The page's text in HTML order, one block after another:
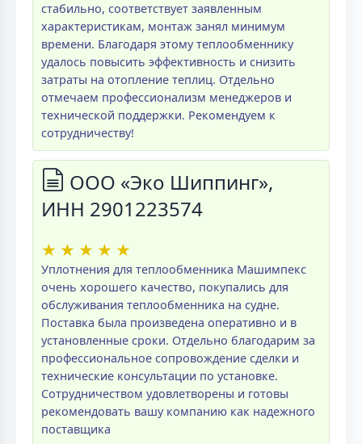
стабильно, соответствует заявленным
характеристикам, монтаж занял минимум
времени. Благодаря этому теплообменнику
удалось повысить эффективность и снизить
затраты на отопление теплиц. Отдельно
отмечаем профессионализм менеджеров и
технической поддержки. Рекомендуем к
сотрудничеству!
ООО «Эко Шиппинг»,
ИНН 2901223574
★ ★ ★ ★ ★
Уплотнения для теплообменника Машимпекс
очень хорошего качество, покупались для
обслуживания теплообменника на судне.
Поставка была произведена оперативно и в
установленные сроки. Отдельно благодарим за
профессиональное сопровождение сделки и
технические консультации по установке.
Сотрудничеством удовлетворены и готовы
рекомендовать вашу компанию как надежного
поставщика